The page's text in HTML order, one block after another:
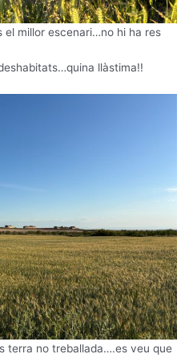
el millor escenari…no hi ha res
llàstima!!
terra no treballada….es veu que